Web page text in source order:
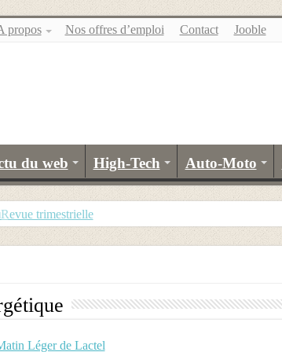
propos Nos offres d’emploi Contact Jooble
du web High-Tech Auto-Moto
trimestrielle
Léger de Lactel